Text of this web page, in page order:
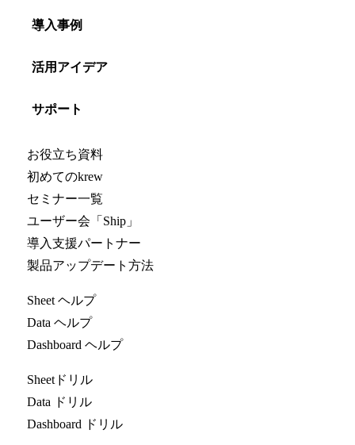
導入事例
活用アイデア
サポート
お役立ち資料
初めてのkrew
セミナー一覧
ユーザー会「Ship」
導入支援パートナー
製品アップデート方法
Sheet ヘルプ
Data ヘルプ
Dashboard ヘルプ
Sheetドリル
Data ドリル
Dashboard ドリル